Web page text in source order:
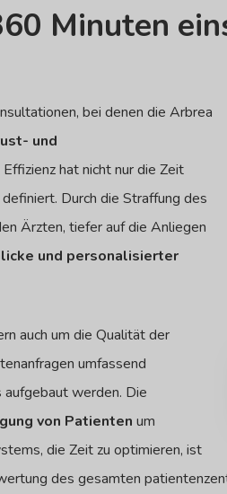
Minuten
bei denen die Arbrea
und
hat nicht nur die Zeit
Durch die Straffung des
Ärzten, tiefer auf die Anliegen
und personalisierter
auch um die Qualität der
umfassend
werden. Die
von Patienten um
die Zeit zu optimieren, ist
des gesamten